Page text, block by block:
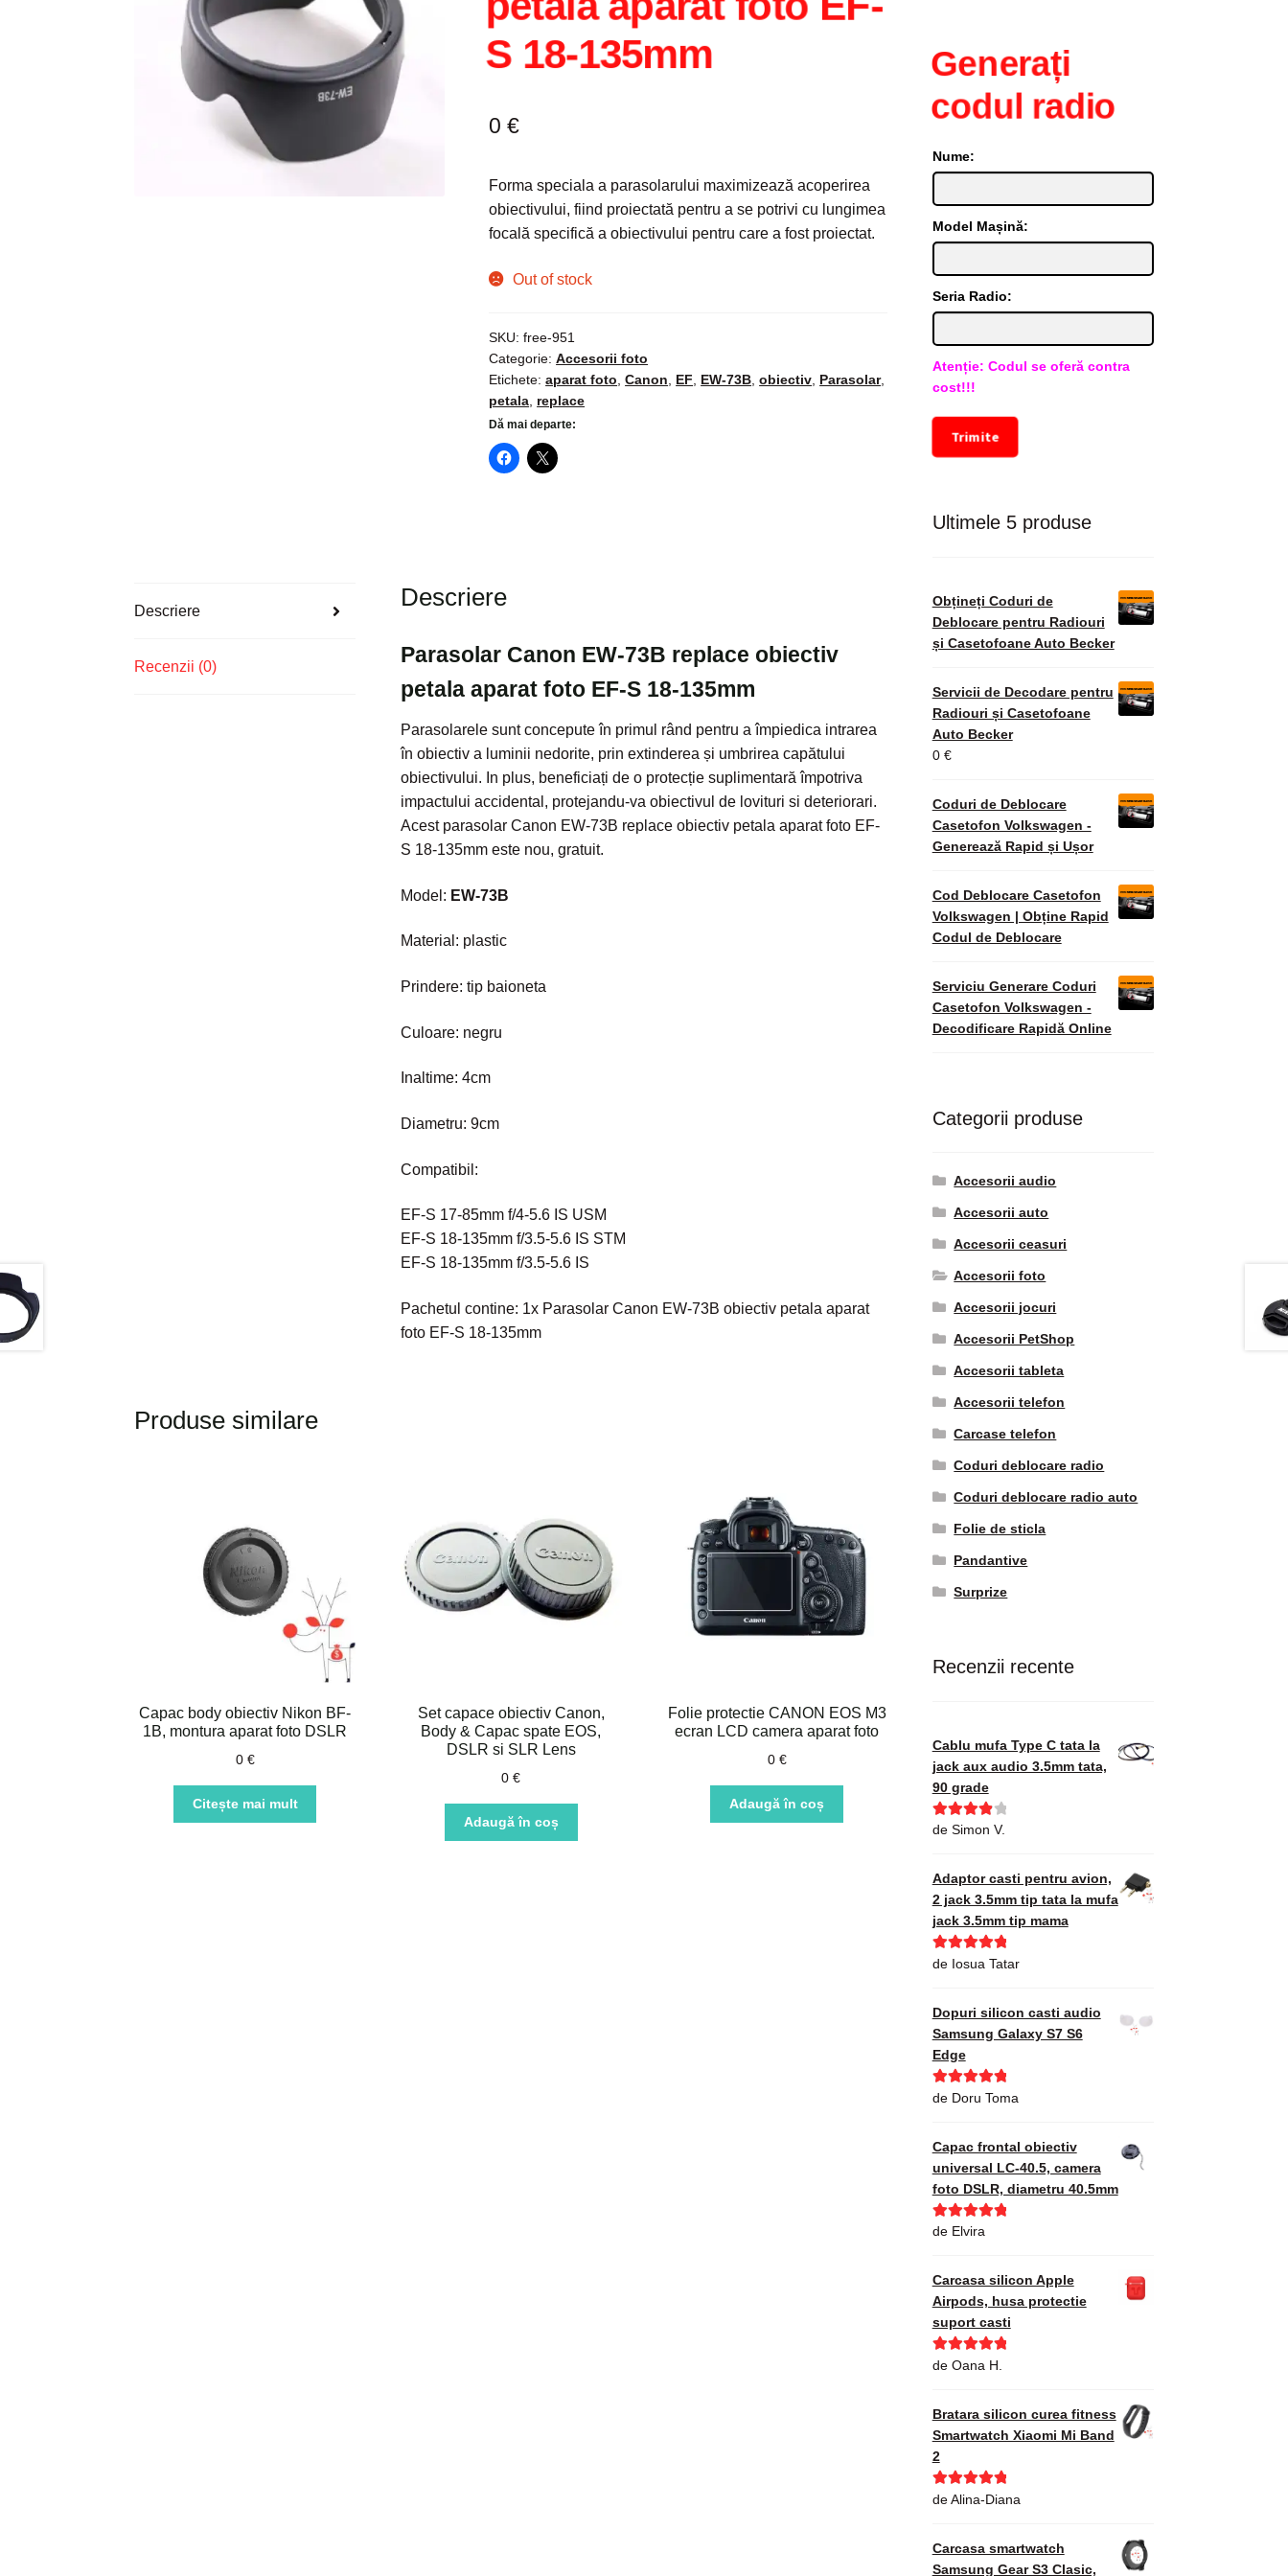
S 18-135mm
0€
Forma speciala a parasolarului maximizează acoperirea
obiectivului, fiind proiectată pentru a se potrivi cu lungimea
focală specifică a obiectivului pentru care a fost proiectat.
Out of stock
SKU:free-951
Categorie:Accesorii foto
Etichete:aparat foto,Canon, EF, EW-73B,obiectiv, Parasolar,
petala, replace
Dă mai departe:
Descriere
Recenzii (0)
Descriere
Parasolar Canon EW-73B replace obiectiv
petala aparat foto EF-S 18-135mm
Parasolarele sunt concepute în primul rând pentru a împiedica intrarea
în obiectiv a luminii nedorite, prin extinderea și umbrirea capătului
obiectivului. In plus, beneficiați de o protecție suplimentară împotriva
impactului accidental, protejandu-va obiectivul de lovituri si deteriorari.
Acest parasolar Canon EW-73B replace obiectiv petala aparat foto EF-
S 18-135mm este nou, gratuit.
Model: EW-73B
Material: plastic
Prindere: tip baioneta
Culoare: negru
Inaltime: 4cm
Diametru: 9cm
Compatibil:
EF-S 17-85mm f/4-5.6 IS USM
EF-S 18-135mm f/3.5-5.6 IS STM
EF-S 18-135mm f/3.5-5.6 IS
Pachetul contine: 1x Parasolar Canon EW-73B obiectiv petala aparat
foto EF-S 18-135mm
Produse similare
Capac body obiectiv Nikon BF-
1B, montura aparat foto DSLR
0 €
Citește mai mult
Set capace obiectiv Canon,
Body & Capac spate EOS,
DSLR si SLR Lens
0€
Adaugă în coș
Folie protectie CANON EOS M3
ecran LCD camera aparat foto
0 €
Adaugă în coș
Generați
codul radio
Nume:
Model Mașină:
Seria Radio:
Atenție: Codul se oferă contra
cost!!!
Trimite
Ultimele 5 produse
Obțineți Coduri de
Deblocare pentru Radiouri
și Casetofoane Auto Becker
Servicii de Decodare pentru
Radiouri și Casetofoane
Auto Becker
0 €
Coduri de Deblocare
Casetofon Volkswagen -
Generează Rapid și Ușor
Cod Deblocare Casetofon
Volkswagen | Obține Rapid
Codul de Deblocare
Serviciu Generare Coduri
Casetofon Volkswagen -
Decodificare Rapidă Online
Categorii produse
Accesorii audio
Accesorii auto
Accesorii ceasuri
Accesorii foto
Accesorii jocuri
Accesorii PetShop
Accesorii tableta
Accesorii telefon
Carcase telefon
Coduri deblocare radio
Coduri deblocare radio auto
Folie de sticla
Pandantive
Surprize
Recenzii recente
Cablu mufa Type C tata la
jack aux audio 3.5mm tata,
90 grade
Evaluat la
de Simon V.
Adaptor casti pentru avion,
2 jack 3.5mm tip tata la mufa
jack 3.5mm tip mama
Evaluat la5
de Iosua Tatar
Dopuri silicon casti audio
Samsung Galaxy S7 S6
Edge
Evaluat la5
de Doru Toma
Capac frontal obiectiv
universal LC-40.5, camera
foto DSLR, diametru 40.5mm
Evaluat la
de Elvira
Carcasa silicon Apple
Airpods, husa protectie
suport casti
Evaluat la5
de Oana H.
Bratara silicon curea fitness
Smartwatch Xiaomi Mi Band
2
Evaluat la5
de Alina-Diana
Carcasa smartwatch
Samsung Gear S3 Clasic,